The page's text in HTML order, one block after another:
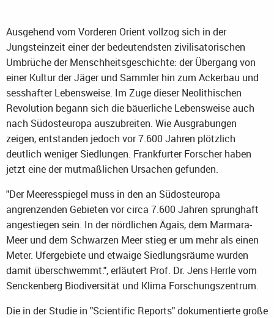
Ausgehend vom Vorderen Orient vollzog sich in der
Jungsteinzeit einer der bedeutendsten zivilisatorischen
Umbrüche der Menschheitsgeschichte: der Übergang von
einer Kultur der Jäger und Sammler hin zum Ackerbau und
sesshafter Lebensweise. Im Zuge dieser Neolithischen
Revolution begann sich die bäuerliche Lebensweise auch
nach Südosteuropa auszubreiten. Wie Ausgrabungen
zeigen, entstanden jedoch vor 7.600 Jahren plötzlich
deutlich weniger Siedlungen. Frankfurter Forscher haben
jetzt eine der mutmaßlichen Ursachen gefunden.
"Der Meeresspiegel muss in den an Südosteuropa
angrenzenden Gebieten vor circa 7.600 Jahren sprunghaft
angestiegen sein. In der nördlichen Ägais, dem Marmara-
Meer und dem Schwarzen Meer stieg er um mehr als einen
Meter. Ufergebiete und etwaige Siedlungsräume wurden
damit überschwemmt.", erläutert Prof. Dr. Jens Herrle vom
Senckenberg Biodiversität und Klima Forschungszentrum.
Die in der Studie in "Scientific Reports" dokumentierte große